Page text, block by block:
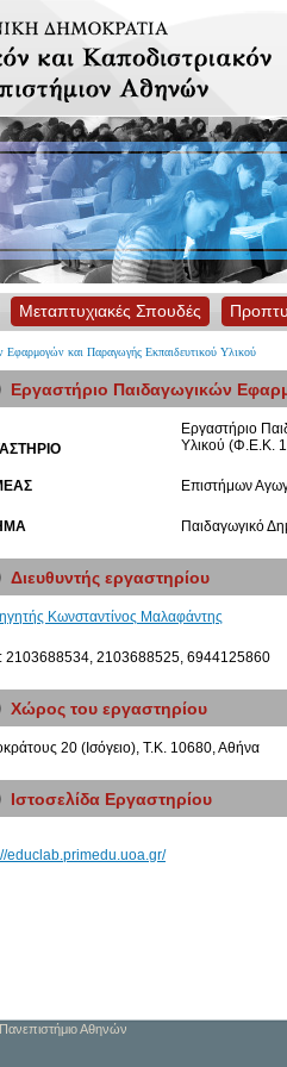
Μεταπτυχιακές Σπουδές
Εφαρμογών και Παραγωγής Εκπαιδευτικού Υλικού
Εργαστήριο Παιδαγωγικών
Εργαστήριο
Υλικού (Φ.Ε.Κ.
Επιστήμων
Παιδαγωγικό
Διευθυντής εργαστηρίου
Κωνσταντίνος Μαλαφάντης
2103688534, 2103688525, 6944125860
Χώρος του εργαστηρίου
20 (Ισόγειο), Τ.Κ. 10680, Αθήνα
Ιστοσελίδα Εργαστηρίου
educlab.primedu.uoa.gr/
Αθηνών